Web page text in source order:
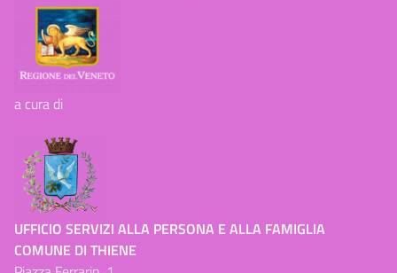
a cura di
UFFICIO SERVIZI ALLA PERSONA E ALLA FAMIGLIA
COMUNE DI THIENE